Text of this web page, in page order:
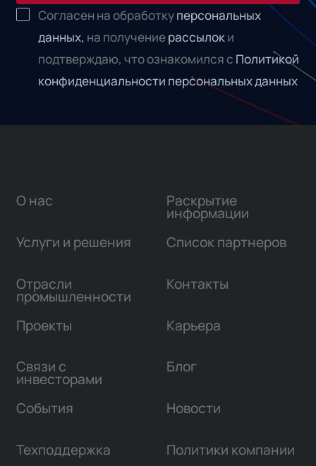
Согласен на обработкуперсональных
данных, на получениерассылоки
подтверждаю, что ознакомился с Политикой
конфиденциальности персональных данных
О нас
Услуги и решения
Отрасли
промышленности
Проекты
Связи с
инвесторами
Раскрытие
информации
Список партнеров
Контакты
Карьера
Блог
События Новости
Техподдержка Политики компании